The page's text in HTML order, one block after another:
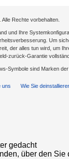
. Alle Rechte vorbehalten.
und Ihre
Um
der alles tun wird, um
zurück-Garantie
Symbole sind Marken
uns Wie Sie
gedacht
über den